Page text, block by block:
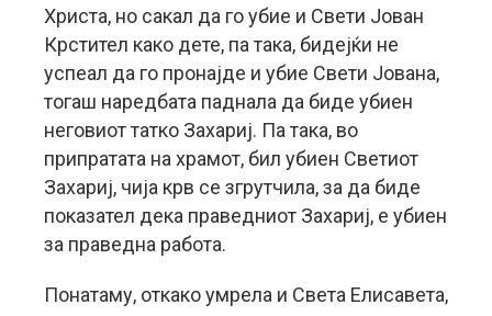
Христа, но сакал да го убие и Свети Јован
Крстител како дете, па така, бидејќи не
успеал да го пронајде и убие Свети Јована,
тогаш наредбата паднала да биде убиен
неговиот татко Захариј. Па така, во
припратата на храмот, бил убиен Светиот
Захариј, чија крв се згрутчила, за да биде
показател дека праведниот Захариј, е убиен
за праведна работа.
Понатаму, откако умрела и Света Елисавета,